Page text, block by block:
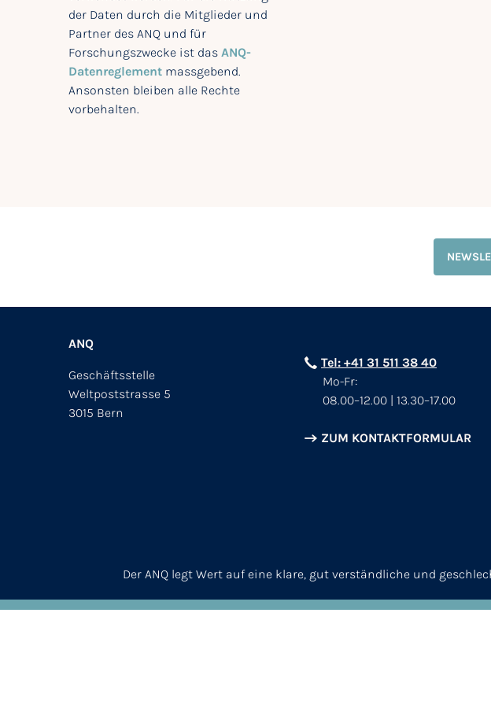
der Daten durch die Mitglieder und
Partner des ANQ und für
Forschungszwecke ist das ANQ-
Datenreglement massgebend.
Ansonsten bleiben alle Rechte
vorbehalten.
ANQ
Geschäftsstelle
Weltpoststrasse 5
3015 Bern
Tel: +41 31 511 38 40
Mo-Fr:
08.00–12.00 | 13.30–17.00
ZUM KONTAKTFORMULAR
Der ANQ legt Wert auf eine klare, gut verständliche und